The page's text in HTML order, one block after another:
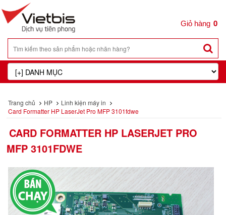
0
Trang chủ HP
Linh kiện máy in
Card Formatter HP LaserJet Pro MFP 3101fdwe
CARD FORMATTER HP LASERJET PRO
MFP 3101FDWE